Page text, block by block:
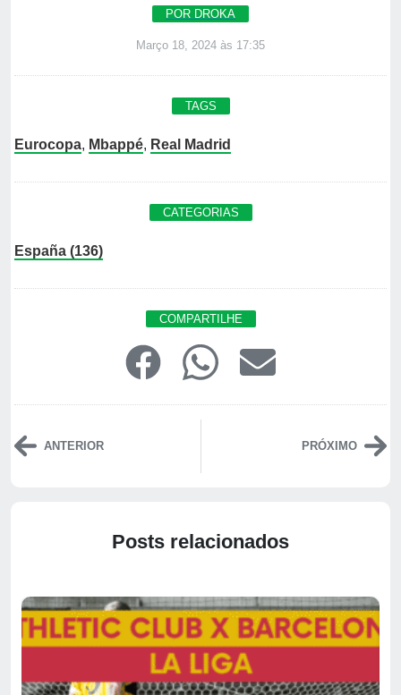
POR DROKA
Março 18, 2024 às 17:35
TAGS
Eurocopa, Mbappé, Real Madrid
CATEGORIAS
España (136)
COMPARTILHE
ANTERIOR PRÓXIMO
Posts relacionados